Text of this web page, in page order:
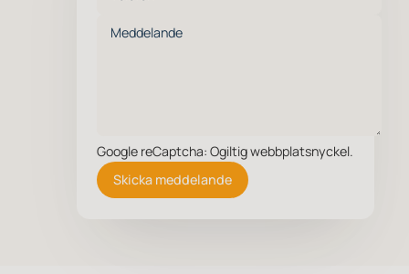
Google reCaptcha: Ogiltig webbplatsnyckel.
Skicka meddelande